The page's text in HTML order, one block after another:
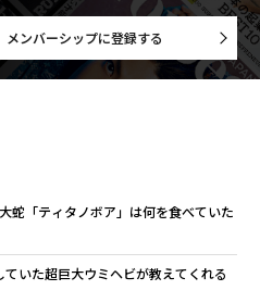
メンバーシップに登録する
蛇「ティタノボア」は何を食べていた
いた超巨大ウミヘビが教えてくれる